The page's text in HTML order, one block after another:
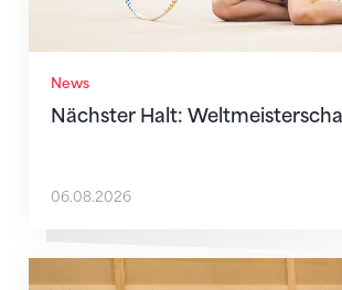
News
Nächster Halt:
06.08.2026
Mit klaren Zielen nach Zagreb